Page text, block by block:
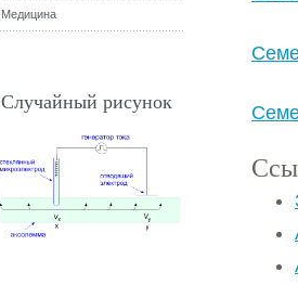
Медицина
Случайный рисунок